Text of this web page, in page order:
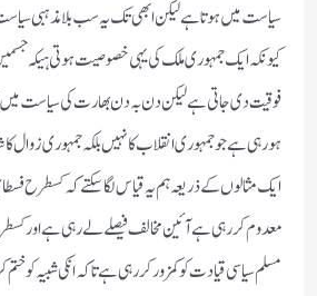
سیاست میں ہوتا ہے لیکن ابھی تک یہ سب بلا مذہبی
کیونکہ ایک جمہوری ملک کی یہی خصوصیت ہوتی ہیکہ
فوقیت دی جاتی ہے لیکن دن بہ دن بھارت کی سیاست میں
ہورہی ہے جو جمہوری انقلاب کا نہیں بلکہ جمہوری زوال
ایک مثالوں کے ذریعہ ہم یہ قیاس لگاسکتے کہ کسطرح
معدوم کررہی ہے آئین مخالف فیصلے لے رہی ہے اور
مسلم سیاسی قیادت کو کمزور کررہی ہے تاکہ انکی شبیہ کو